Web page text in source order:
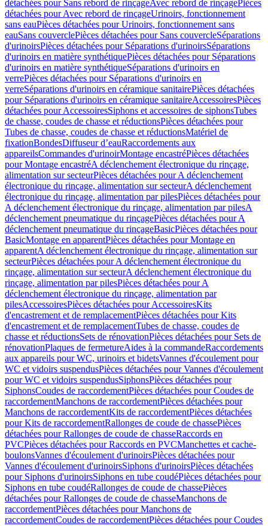
détachées pour Sans rebord de rinçageAvec rebord de rinçagePièces
détachées pour Avec rebord de rinçageUrinoirs, fonctionnement
sans eauPièces détachées pour Urinoirs, fonctionnement sans
eauSans couverclePièces détachées pour Sans couvercleSéparations
d'urinoirsPièces détachées pour Séparations d'urinoirsSéparations
d'urinoirs en matière synthétiquePièces détachées pour Séparations
d'urinoirs en matière synthétiqueSéparations d'urinoirs en
verrePièces détachées pour Séparations d'urinoirs en
verreSéparations d'urinoirs en céramique sanitairePièces détachées
pour Séparations d'urinoirs en céramique sanitaireAccessoiresPièces
détachées pour AccessoiresSiphons et accessoires de siphonsTubes
de chasse, coudes de chasse et réductionsPièces détachées pour
Tubes de chasse, coudes de chasse et réductionsMatériel de
fixationBondesDiffuseur d’eauRaccordements aux
appareilsCommandes d'urinoirMontage encastréPièces détachées
pour Montage encastréA déclenchement électronique du rinçage,
alimentation sur secteurPièces détachées pour A déclenchement
électronique du rinçage, alimentation sur secteurA déclenchement
électronique du rinçage, alimentation par pilesPièces détachées pour
A déclenchement électronique du rinçage, alimentation par pilesA
déclenchement pneumatique du rinçagePièces détachées pour A
déclenchement pneumatique du rinçageBasicPièces détachées pour
BasicMontage en apparentPièces détachées pour Montage en
apparentA déclenchement électronique du rinçage, alimentation sur
secteurPièces détachées pour A déclenchement électronique du
rinçage, alimentation sur secteurA déclenchement électronique du
rinçage, alimentation par pilesPièces détachées pour A
déclenchement électronique du rinçage, alimentation par
pilesAccessoiresPièces détachées pour AccessoiresKits
d'encastrement et de remplacementPièces détachées pour Kits
d'encastrement et de remplacementTubes de chasse, coudes de
chasse et réductionsSets de rénovationPièces détachées pour Sets de
rénovationPlaques de fermetureAides à la commandeRaccordements
aux appareils pour WC, urinoirs et bidetsVannes d'écoulement pour
WC et vidoirs suspendusPièces détachées pour Vannes d'écoulement
pour WC et vidoirs suspendusSiphonsPièces détachées pour
SiphonsCoudes de raccordementPièces détachées pour Coudes de
raccordementManchons de raccordementPièces détachées pour
Manchons de raccordementKits de raccordementPièces détachées
pour Kits de raccordementRallonges de coude de chassePièces
détachées pour Rallonges de coude de chasseRaccords en
PVCPièces détachées pour Raccords en PVCManchettes et cache-
boulonsVannes d'écoulement d'urinoirsPièces détachées pour
Vannes d'écoulement d'urinoirsSiphons d'urinoirsPièces détachées
pour Siphons d'urinoirsSiphons en tube coudéPièces détachées pour
Siphons en tube coudéRallonges de coude de chassePièces
détachées pour Rallonges de coude de chasseManchons de
raccordementPièces détachées pour Manchons de
raccordementCoudes de raccordementPièces détachées pour Coudes